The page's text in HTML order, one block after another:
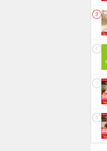
3
4
5
6